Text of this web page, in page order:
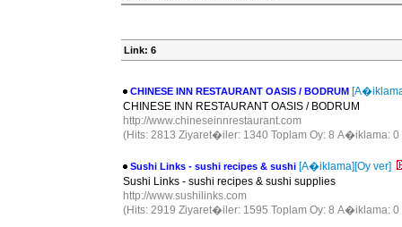
Link: 6
CHINESE INN RESTAURANT OASIS / BODRUM
CHINESE INN RESTAURANT OASIS / BODRUM
http://www.chineseinnrestaurant.com
(Hits: 2813 Ziyaret�iler: 1340 Toplam Oy: 8 A�iklama:
Sushi Links - sushi recipes & sushi [A�iklama][Oy ver]
Sushi Links - sushi recipes & sushi supplies
http://www.sushilinks.com
(Hits: 2919 Ziyaret�iler: 1595 Toplam Oy: 8 A�iklama: